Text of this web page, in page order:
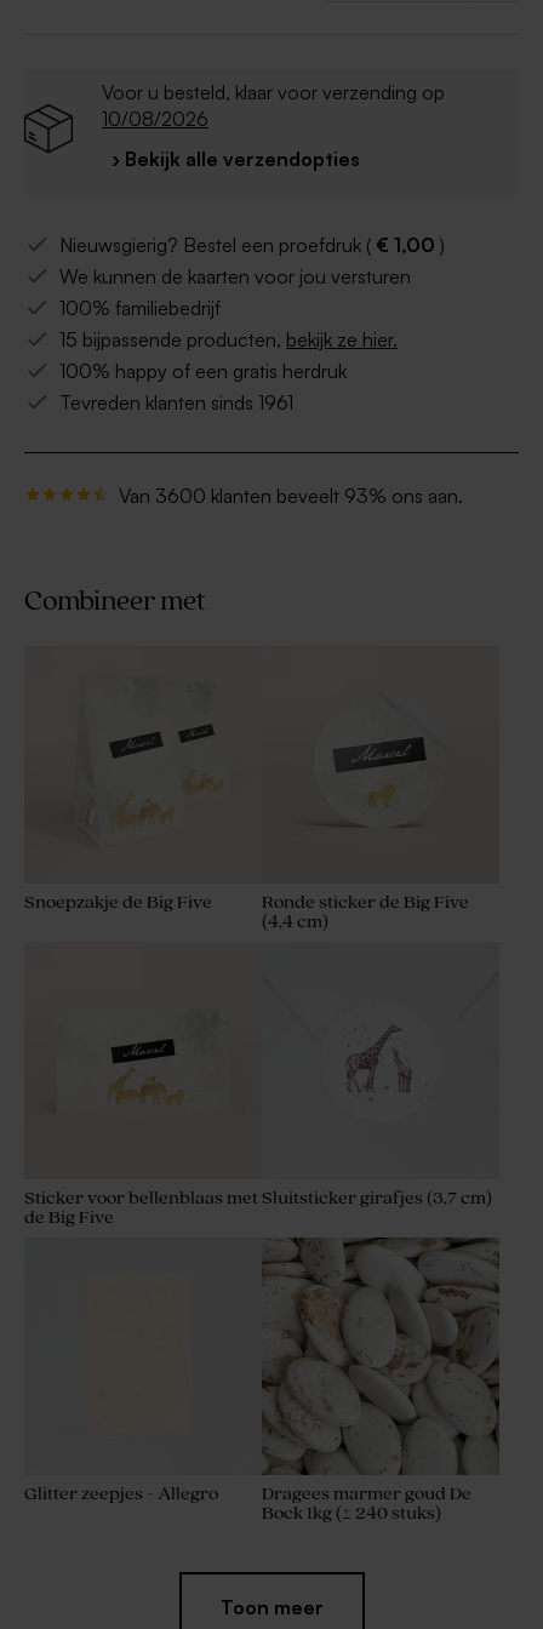
Voor u besteld, klaar voor verzending op
10/08/2026
› Bekijk alle verzendopties
Nieuwsgierig? Bestel een proefdruk ( € 1,00 )
We kunnen de kaarten voor jou versturen
100% familiebedrijf
15 bijpassende producten, bekijk ze hier.
100% happy of een gratis herdruk
Tevreden klanten sinds 1961
Van 3600 klanten beveelt 93% ons aan.
Combineer met
Snoepzakje de Big Five
Ronde sticker de Big Five
(4,4 cm)
Sticker voor bellenblaas met
de Big Five
Sluitsticker girafjes (3,7 cm)
Glitter zeepjes - Allegro
Dragees marmer goud De
Bock 1kg (± 240 stuks)
Toon meer